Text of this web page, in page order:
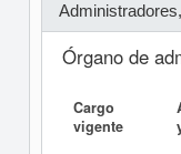
Órgano de
Cargo
vigente